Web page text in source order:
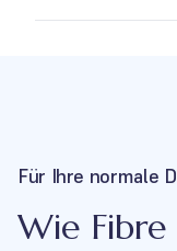
Für Ihre normale
Wie